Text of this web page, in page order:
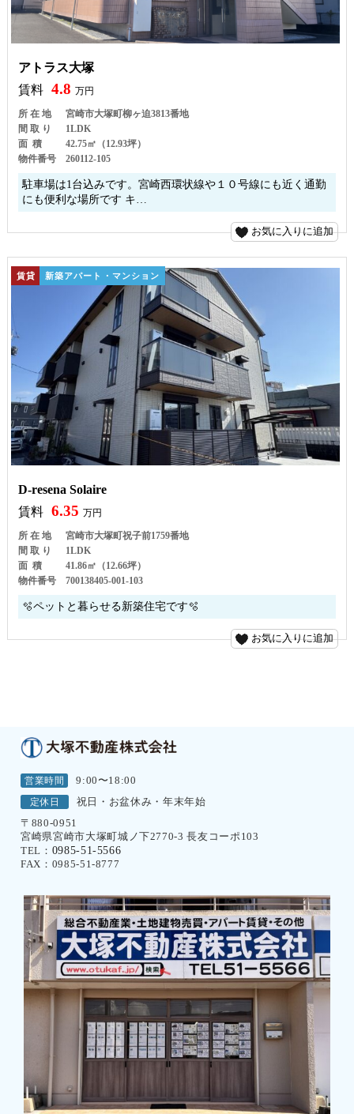
アトラス大塚
賃料
4.8 万円
所 在 地
宮崎市大塚町柳ヶ迫3813番地
間 取 り
1LDK
面 積
42.75㎡（12.93坪）
物件番号
260112-105
駐車場は1台込みです。宮崎西環状線や１０号線にも近く通勤
にも便利な場所です キ…
お気に入りに追加
賃貸 新築アパート・マンション
D-resena Solaire
賃料
6.35 万円
所 在 地
宮崎市大塚町祝子前1759番地
間 取 り
1LDK
面 積
41.86㎡（12.66坪）
物件番号
700138405-001-103
🫧ペットと暮らせる新築住宅です🫧
お気に入りに追加
営業時間
9:00〜18:00
定休日
祝日・お盆休み・年末年始
〒880-0951
宮崎県宮崎市大塚町城ノ下2770-3 長友コーポ103
TEL： 0985-51-5566
FAX：0985-51-8777